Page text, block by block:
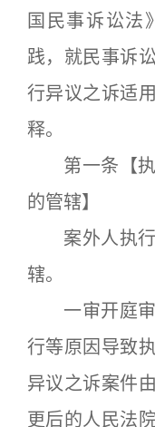
国民事诉讼法
践，就民事诉
行异议之诉适
释。
第一条【执
的管辖】
案外人执行
辖。
一审开庭审
行等原因导致
异议之诉案件
更后的人民法